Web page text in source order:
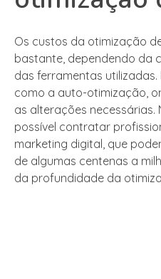
Os custos da otimização
bastante, dependendo da
das ferramentas
como a auto-otimização,
as alterações
possível contratar
marketing digital, que
de algumas centenas a
da profundidade da